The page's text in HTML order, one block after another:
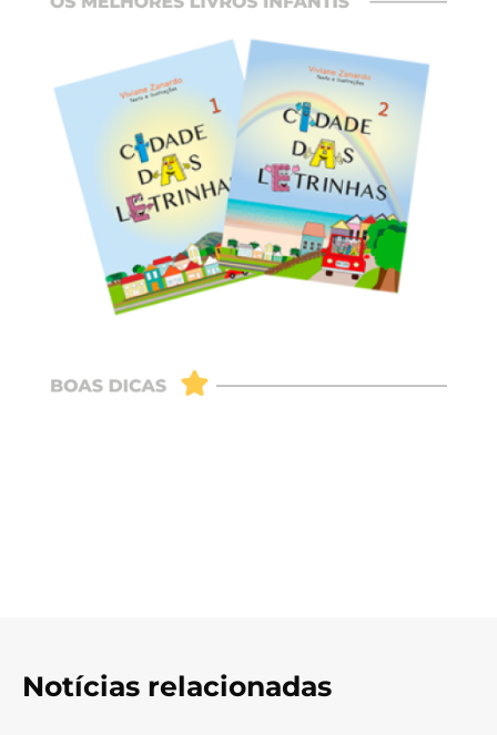
Notícias relacionadas